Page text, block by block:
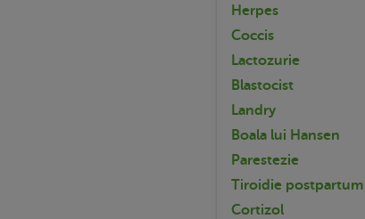
Herpes
Coccis
Lactozurie
Blastocist
Landry
Boala lui Hansen
Parestezie
Tiroidie postpartum
Cortizol